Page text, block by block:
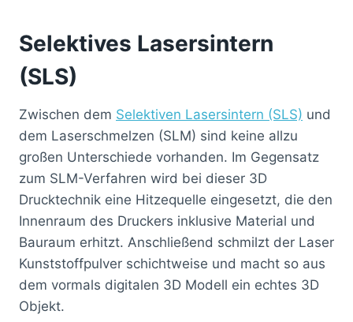
Selektives Lasersintern
(SLS)
Zwischen dem Selektiven Lasersintern (SLS) und
dem Laserschmelzen (SLM) sind keine allzu
großen Unterschiede vorhanden. Im Gegensatz
zum SLM-Verfahren wird bei dieser 3D
Drucktechnik eine Hitzequelle eingesetzt, die den
Innenraum des Druckers inklusive Material und
Bauraum erhitzt. Anschließend schmilzt der Laser
Kunststoffpulver schichtweise und macht so aus
dem vormals digitalen 3D Modell ein echtes 3D
Objekt.